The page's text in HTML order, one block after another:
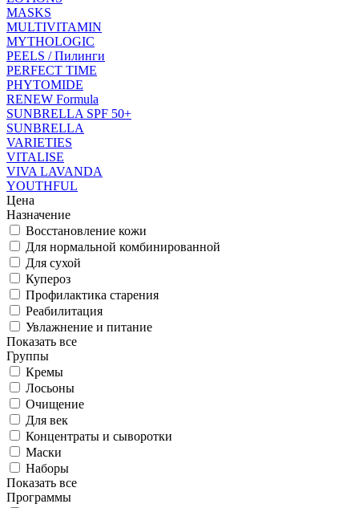
MASKS
MULTIVITAMIN
MYTHOLOGIC
PEELS / Пилинги
PERFECT TIME
PHYTOMIDE
RENEW Formula
SUNBRELLA SPF 50+
SUNBRELLA
VARIETIES
VITALISE
VIVA LAVANDA
YOUTHFUL
Цена
Назначение
Восстановление кожи
Для нормальной комбинированной
Для сухой
Купероз
Профилактика старения
Реабилитация
Увлажнение и питание
Показать все
Группы
Кремы
Лосьоны
Очищение
Для век
Концентраты и сыворотки
Маски
Наборы
Показать все
Программы